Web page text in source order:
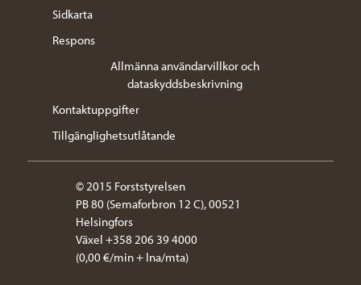
Sidkarta
Respons
Allmänna användarvillkor och
dataskyddsbeskrivning
Kontaktuppgifter
Tillgänglighetsutlåtande
© 2015 Forststyrelsen
PB 80 (Semaforbron 12 C), 00521
Helsingfors
Växel +358 206 39 4000
(0,00 €/min + lna/mta)